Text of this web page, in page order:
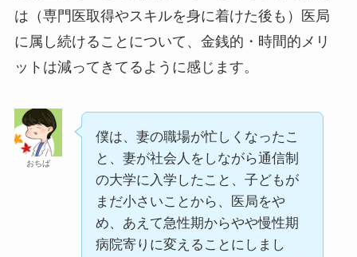
は（専門医取得やスキルを身に着けた後も）医局
に属し続けることについて、金銭的・時間的メリ
ットは減ってきてるように感じます。
おちば
僕は、妻の職場が忙しくなったこ
と、妻が社会人をしながら通信制
の大学に入学したこと、子どもが
まだ小さいことから、医局をや
め、あえて急性期からやや慢性期
病院寄りに変えることにしまし